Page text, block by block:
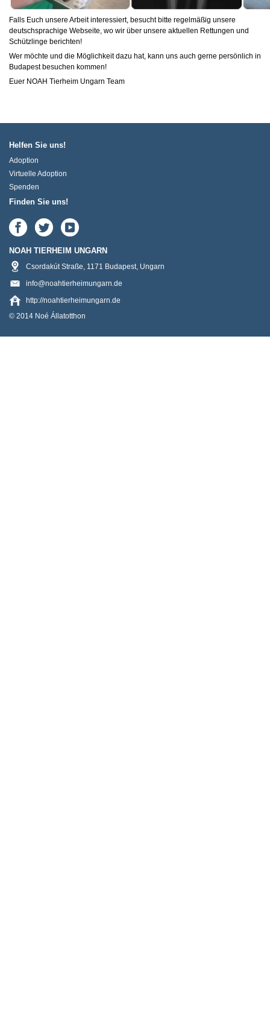
Falls Euch unsere Arbeit interessiert, besucht bitte regelmäßig unsere
deutschsprachige Webseite, wo wir über unsere aktuellen Rettungen und
Schützlinge berichten!
Wer möchte und die Möglichkeit dazu hat, kann uns auch gerne persönlich in
Budapest besuchen kommen!
Euer NOAH Tierheim Ungarn Team
Helfen Sie uns!
Adoption
Virtuelle Adoption
Spenden
Finden Sie uns!
NOAH TIERHEIM UNGARN
Csordakút Straße, 1171 Budapest, Ungarn
info@noahtierheimungarn.de
http://noahtierheimungarn.de
© 2014 Noé Állatotthon